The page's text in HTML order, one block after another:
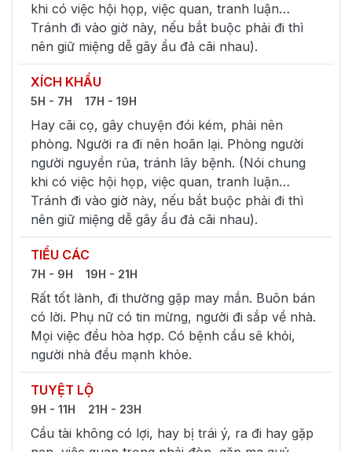
khi có việc hội họp, việc quan, tranh luận…
Tránh đi vào giờ này, nếu bắt buộc phải đi thì
nên giữ miệng dễ gây ẩu đả cãi nhau).
XÍCH KHẨU
5H - 7H 17H - 19H
Hay cãi cọ, gây chuyện đói kém, phải nên
phòng. Người ra đi nên hoãn lại. Phòng người
người nguyền rủa, tránh lây bệnh. (Nói chung
khi có việc hội họp, việc quan, tranh luận…
Tránh đi vào giờ này, nếu bắt buộc phải đi thì
nên giữ miệng dễ gây ẩu đả cãi nhau).
TIỂU CÁC
7H - 9H 19H - 21H
Rất tốt lành, đi thường gặp may mắn. Buôn bán
có lời. Phụ nữ có tin mừng, người đi sắp về nhà.
Mọi việc đều hòa hợp. Có bệnh cầu sẽ khỏi,
người nhà đều mạnh khỏe.
TUYỆT LỘ
9H - 11H 21H - 23H
Cầu tài không có lợi, hay bị trái ý, ra đi hay gặp